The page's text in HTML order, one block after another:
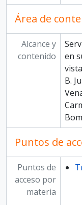
Área de
Alcance y
contenido
en
B.
Puntos de
Puntos de
acceso por
materia